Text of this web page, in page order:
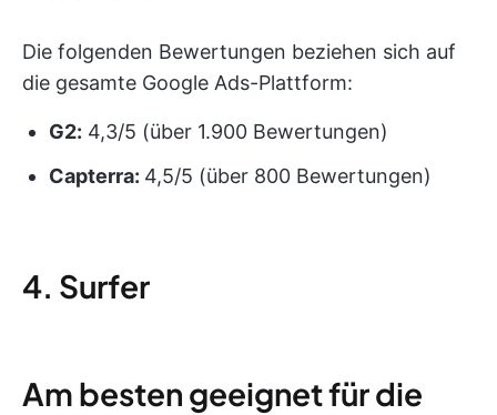
Die folgenden Bewertungen beziehen sich auf
die gesamte Google Ads-Plattform:
G2: 4,3/5 (über 1.900 Bewertungen)
Capterra: 4,5/5 (über 800 Bewertungen)
4. Surfer
Am besten geeignet für die